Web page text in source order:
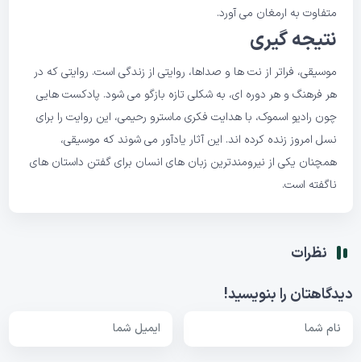
متفاوت به ارمغان می آورد.
نتیجه گیری
موسیقی، فراتر از نت ها و صداها، روایتی از زندگی است. روایتی که در
هر فرهنگ و هر دوره ای، به شکلی تازه بازگو می شود. پادکست هایی
چون رادیو اسموک، با هدایت فکری ماسترو رحیمی، این روایت را برای
نسل امروز زنده کرده اند. این آثار یادآور می شوند که موسیقی،
همچنان یکی از نیرومندترین زبان های انسان برای گفتن داستان های
ناگفته است.
نظرات
دیدگاهتان را بنویسید!